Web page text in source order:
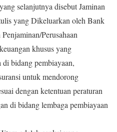
selanjutnya disebut Jaminan
yang Dikeluarkan oleh Bank
Perusahaan
khusus yang
di bidang pembiayaan,
untuk mendorong
dengan ketentuan peraturan
di bidang lembaga pembiayaan